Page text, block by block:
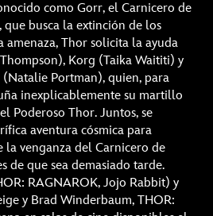
como Gorr, el Carnicero de
que busca la extinción de los
amenaza, Thor solicita la ayuda
Korg (Taika Waititi) y
(Natalie Portman), quien, para
inexplicablemente su martillo
Poderoso Thor. Juntos, se
aventura cósmica para
la venganza del Carnicero de
de que sea demasiado tarde.
RAGNAROK, Jojo Rabbit) y
y Brad Winderbaum, THOR: